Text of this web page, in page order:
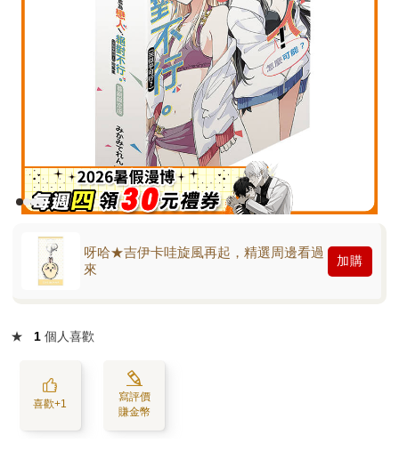
呀哈★吉伊卡哇旋風再起，精選周邊看過
來
加購
★ 1 個人喜歡
喜歡+1
寫評價
賺金幣